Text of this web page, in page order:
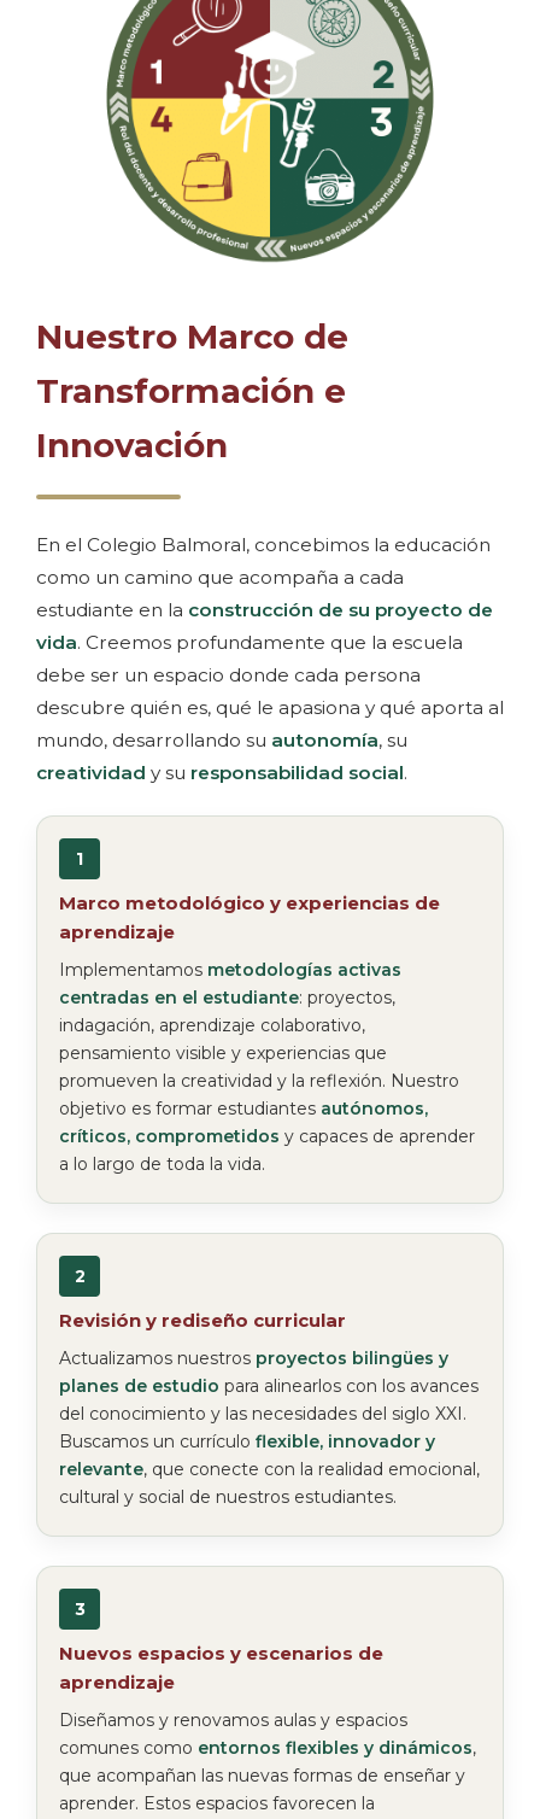
Nuestro Marco de
Transformación e
Innovación
En el Colegio Balmoral, concebimos la educación
como un camino que acompaña a cada
estudiante en la construcción de su proyecto de
vida. Creemos profundamente que la escuela
debe ser un espacio donde cada persona
descubre quién es, qué le apasiona y qué aporta al
mundo, desarrollando su autonomía, su
creatividad y su responsabilidad social.
1
Marco metodológico y experiencias de
aprendizaje
Implementamos metodologías activas
centradas en el estudiante: proyectos,
indagación, aprendizaje colaborativo,
pensamiento visible y experiencias que
promueven la creatividad y la reflexión. Nuestro
objetivo es formar estudiantes autónomos,
críticos, comprometidos y capaces de aprender
a lo largo de toda la vida.
2
Revisión y rediseño curricular
Actualizamos nuestros proyectos bilingües y
planes de estudio para alinearlos con los avances
del conocimiento y las necesidades del siglo XXI.
Buscamos un currículo flexible, innovador y
relevante, que conecte con la realidad emocional,
cultural y social de nuestros estudiantes.
3
Nuevos espacios y escenarios de
aprendizaje
Diseñamos y renovamos aulas y espacios
comunes como entornos flexibles y dinámicos,
que acompañan las nuevas formas de enseñar y
aprender. Estos espacios favorecen la